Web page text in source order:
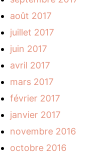
août 2017
juillet 2017
juin 2017
avril 2017
mars 2017
février 2017
janvier 2017
novembre 2016
octobre 2016